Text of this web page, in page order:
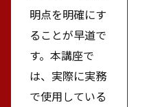
明点を明確にす
ることが早道で
す。本講座で
は、実際に実務
で使用している